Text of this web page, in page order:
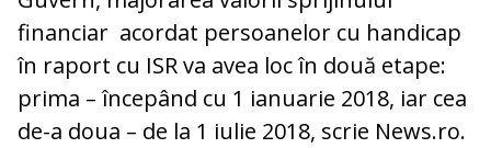
financiar acordat persoanelor cu handicap
în raport cu ISR va avea loc în două etape:
prima – începând cu 1 ianuarie 2018, iar cea
de-a doua – de la 1 iulie 2018, scrie News.ro.